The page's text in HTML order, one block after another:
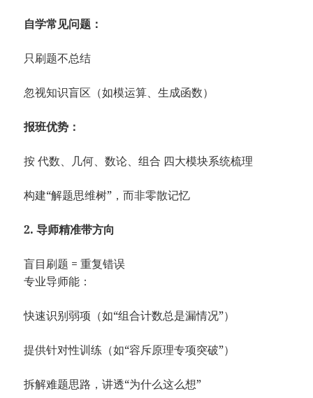
自学常见问题：
只刷题不总结
忽视知识盲区（如模运算、生成函数）
报班优势：
按 代数、几何、数论、组合 四大模块系统梳理
构建“解题思维树”，而非零散记忆
2. 导师精准带方向
盲目刷题 = 重复错误
专业导师能：
快速识别弱项（如“组合计数总是漏情况”）
提供针对性训练（如“容斥原理专项突破”）
拆解难题思路，讲透“为什么这么想”